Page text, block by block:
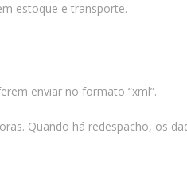
estoque e transporte.
enviar no formato “xml”.
Quando há redespacho, os